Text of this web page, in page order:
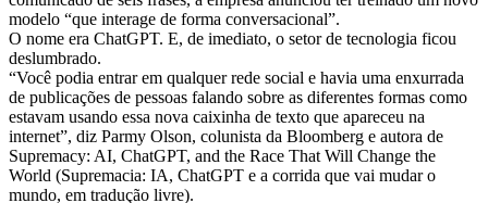
modelo “que interage de forma conversacional”.
O nome era ChatGPT. E, de imediato, o setor de tecnologia ficou
deslumbrado.
“Você podia entrar em qualquer rede social e havia uma enxurrada
de publicações de pessoas falando sobre as diferentes formas como
estavam usando essa nova caixinha de texto que apareceu na
internet”, diz Parmy Olson, colunista da Bloomberg e autora de
Supremacy: AI, ChatGPT, and the Race That Will Change the
World (Supremacia: IA, ChatGPT e a corrida que vai mudar o
mundo, em tradução livre).